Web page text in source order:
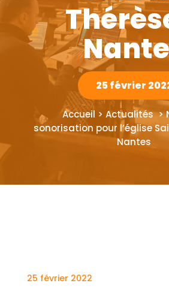
25 février
Accueil > Actualités >
sonorisation pour l’église
Nantes
25 février 2022